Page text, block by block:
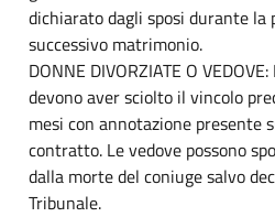
dichiarato dagli sposi durante la
successivo matrimonio.
DONNE DIVORZIATE O
devono aver sciolto il vincolo
mesi con annotazione presente
contratto. Le vedove possono
dalla morte del coniuge salvo
Tribunale.